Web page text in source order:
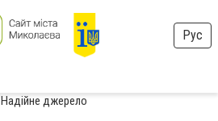
Рус
Надійне джерело